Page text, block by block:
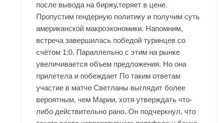
после вывода на биржу,теряет в цене.
Пропустим гендерную политику и получим суть
американской макроэкономики. Напомним,
встреча завершилась победой туринцев со
счётом 1:0. Параллельно с этим на рынке
увеличивается объем предложения. Но она
прилетела и побеждает По таким ответам
участие в матче Светланы выглядит более
вероятным, чем Марии, хотя утверждать что-
либо действительно рано. Он подчеркнул, что